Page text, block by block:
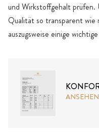
und Wirkstoffgehalt prüfen.
Qualität so transparent wie
auszugsweise einige
ANSEHEN